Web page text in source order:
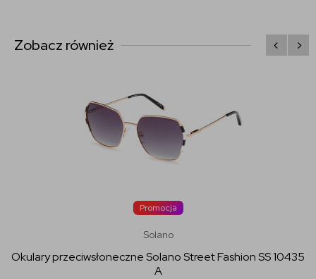
Zobacz również
Promocja
Solano
Okulary przeciwsłoneczne Solano Street Fashion SS 10435
A